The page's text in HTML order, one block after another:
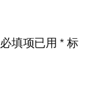
必填项已用*标